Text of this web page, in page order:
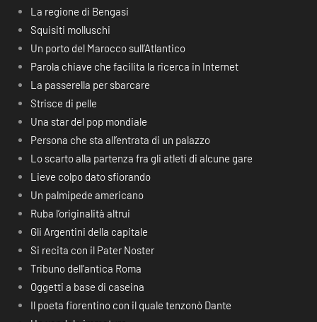
La regione di Bengasi
Squisiti molluschi
Un porto del Marocco sull’Atlantico
Parola chiave che facilita la ricerca in Internet
La passerella per sbarcare
Strisce di pelle
Una star del pop mondiale
Persona che sta all’entrata di un palazzo
Lo scarto alla partenza fra gli atleti di alcune gare
Lieve colpo dato sfiorando
Un palmipede americano
Ruba l’originalità altrui
Gli Argentini della capitale
Si recita con il Pater Noster
Tribuno dell’antica Roma
Oggetti a base di caseina
Il poeta fiorentino con il quale tenzonò Dante